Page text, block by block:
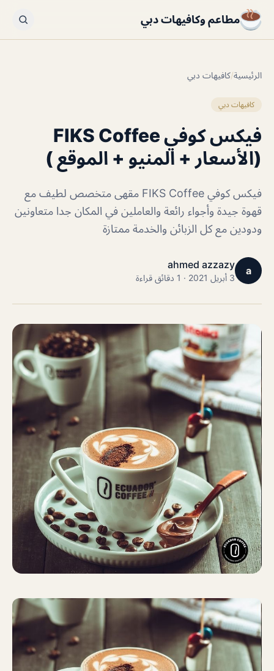
مطاعم وكافيهات دبي
الرئيسية/كافيهات دبي
كافيهات دبي
فيكس كوفي FIKS Coffee
(الأسعار + المنيو + الموقع )
فيكس كوفي FIKS Coffee مقهى متخصص لطيف مع
قهوة جيدة وأجواء رائعة والعاملين في المكان جدا متعاونين
ودودين مع كل الزبائن والخدمة ممتازة
a
ahmed azzazy
3 أبريل 2021 · 1 دقائق قراءة